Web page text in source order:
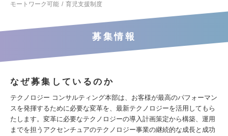
モートワーク可能
育児支援制度
募集情報
なぜ募集しているのか
テクノロジー コンサルティング本部は、お客様が最高のパフォーマン
スを発揮するために必要な変革を、最新テクノロジーを活用してもら
たします。変革に必要なテクノロジーの導入計画策定から構築、運用
までを担うアクセンチュアのテクノロジー事業の継続的な成長と成功